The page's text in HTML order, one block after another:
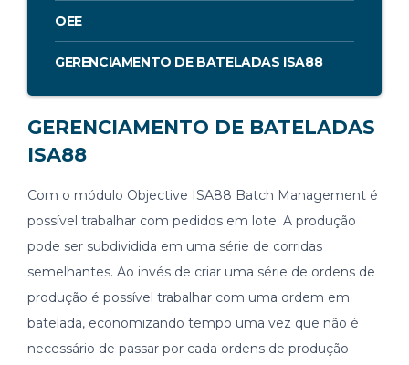
OEE
GERENCIAMENTO DE BATELADAS ISA88
GERENCIAMENTO DE BATELADAS
ISA88
Com o módulo Objective ISA88 Batch Management é
possível trabalhar com pedidos em lote. A produção
pode ser subdividida em uma série de corridas
semelhantes. Ao invés de criar uma série de ordens de
produção é possível trabalhar com uma ordem em
batelada, economizando tempo uma vez que não é
necessário de passar por cada ordens de produção